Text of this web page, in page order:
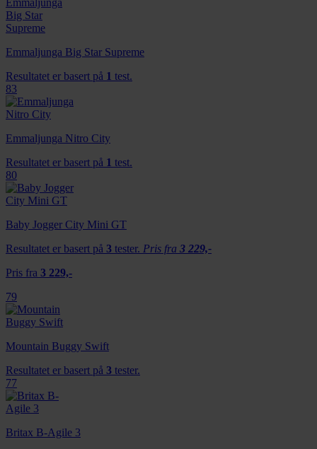
Emmaljunga Big Star Supreme
Resultatet er basert på 1 test.
83
Emmaljunga Nitro City
Resultatet er basert på 1 test.
80
Baby Jogger City Mini GT
Resultatet er basert på 3 tester. Pris fra 3 229,-
Pris fra 3 229,-
79
Mountain Buggy Swift
Resultatet er basert på 3 tester.
77
Britax B-Agile 3